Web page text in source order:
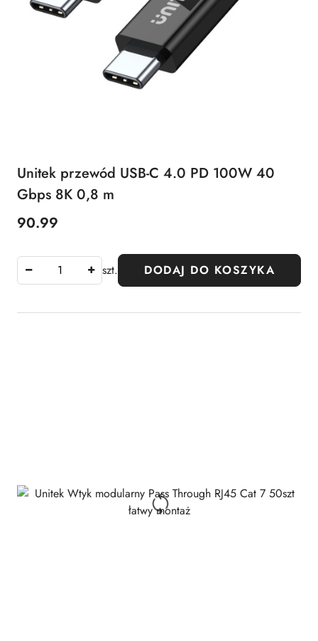
Unitek przewód USB-C 4.0 PD 100W 40
Gbps 8K 0,8 m
Cena:
90.99
szt. DODAJ DO KOSZYKA